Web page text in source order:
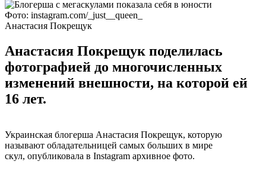
Фото: instagram.com/_just__queen_
Анастасия Покрещук
Анастасия Покрещук поделилась
фотографией до многочисленных
изменений внешности, на которой ей
16 лет.
Украинская блогерша Анастасия Покрещук, которую
называют обладательницей самых больших в мире
скул, опубликовала в Instagram архивное фото.